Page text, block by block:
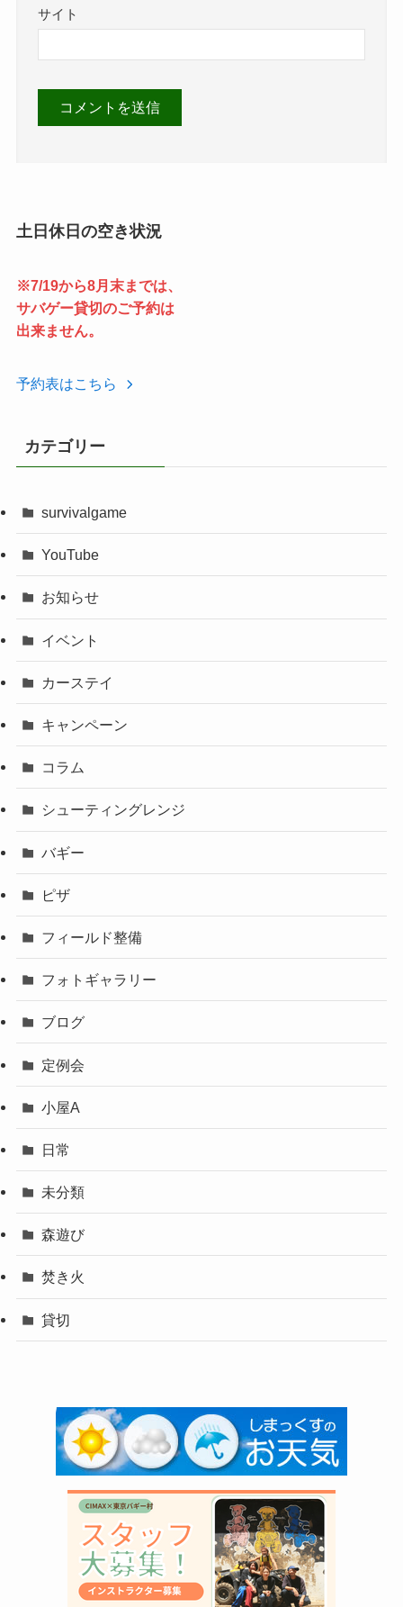
サイト
土日休日の空き状況
※7/19から8月末までは、
サバゲー貸切のご予約は
出来ません。
予約表はこちら
カテゴリー
survivalgame
YouTube
お知らせ
イベント
カーステイ
キャンペーン
コラム
シューティングレンジ
バギー
ピザ
フィールド整備
フォトギャラリー
ブログ
定例会
小屋A
日常
未分類
森遊び
焚き火
貸切